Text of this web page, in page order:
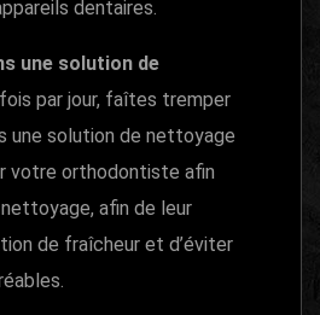
dentaires.
une solution de
par jour, faîtes tremper
une solution de nettoyage
votre orthodontiste afin
afin de leur
de fraîcheur et d’éviter